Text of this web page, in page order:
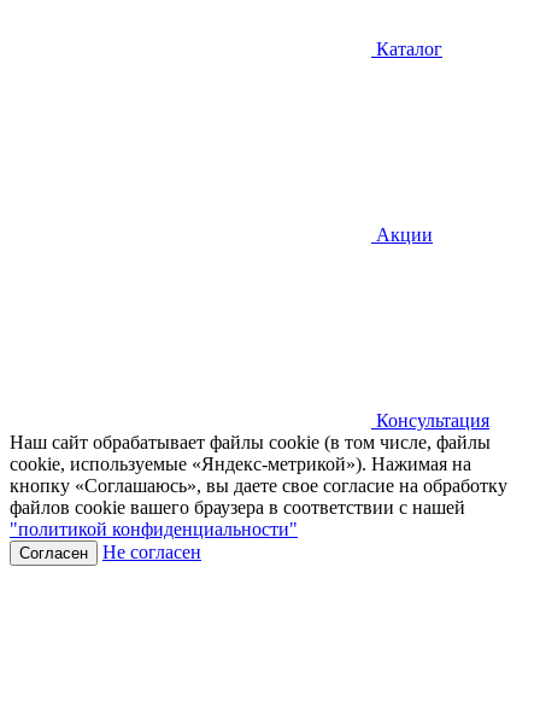
Каталог
Акции
Консультация
Наш сайт обрабатывает файлы cookie (в том числе, файлы
cookie, используемые «Яндекс-метрикой»). Нажимая на
кнопку «Соглашаюсь», вы даете свое согласие на обработку
файлов cookie вашего браузера в соответствии с нашей
"политикой конфиденциальности"
Согласен Не согласен